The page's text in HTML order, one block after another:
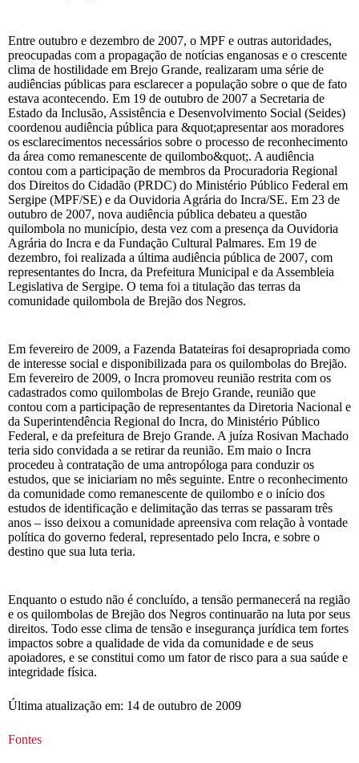
Entre outubro e dezembro de 2007, o MPF e outras autoridades,
preocupadas com a propagação de notícias enganosas e o crescente
clima de hostilidade em Brejo Grande, realizaram uma série de
audiências públicas para esclarecer a população sobre o que de fato
estava acontecendo. Em 19 de outubro de 2007 a Secretaria de
Estado da Inclusão, Assistência e Desenvolvimento Social (Seides)
coordenou audiência pública para &quot;apresentar aos moradores
os esclarecimentos necessários sobre o processo de reconhecimento
da área como remanescente de quilombo&quot;. A audiência
contou com a participação de membros da Procuradoria Regional
dos Direitos do Cidadão (PRDC) do Ministério Público Federal em
Sergipe (MPF/SE) e da Ouvidoria Agrária do Incra/SE. Em 23 de
outubro de 2007, nova audiência pública debateu a questão
quilombola no município, desta vez com a presença da Ouvidoria
Agrária do Incra e da Fundação Cultural Palmares. Em 19 de
dezembro, foi realizada a última audiência pública de 2007, com
representantes do Incra, da Prefeitura Municipal e da Assembleia
Legislativa de Sergipe. O tema foi a titulação das terras da
comunidade quilombola de Brejão dos Negros.
Em fevereiro de 2009, a Fazenda Batateiras foi desapropriada como
de interesse social e disponibilizada para os quilombolas do Brejão.
Em fevereiro de 2009, o Incra promoveu reunião restrita com os
cadastrados como quilombolas de Brejo Grande, reunião que
contou com a participação de representantes da Diretoria Nacional e
da Superintendência Regional do Incra, do Ministério Público
Federal, e da prefeitura de Brejo Grande. A juíza Rosivan Machado
teria sido convidada a se retirar da reunião. Em maio o Incra
procedeu à contratação de uma antropóloga para conduzir os
estudos, que se iniciariam no mês seguinte. Entre o reconhecimento
da comunidade como remanescente de quilombo e o início dos
estudos de identificação e delimitação das terras se passaram três
anos – isso deixou a comunidade apreensiva com relação à vontade
política do governo federal, representado pelo Incra, e sobre o
destino que sua luta teria.
Enquanto o estudo não é concluído, a tensão permanecerá na região
e os quilombolas de Brejão dos Negros continuarão na luta por seus
direitos. Todo esse clima de tensão e insegurança jurídica tem fortes
impactos sobre a qualidade de vida da comunidade e de seus
apoiadores, e se constitui como um fator de risco para a sua saúde e
integridade física.
Última atualização em: 14 de outubro de 2009
Fontes